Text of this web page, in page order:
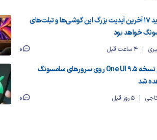
اندروید ۱۷ آخرین آپدیت بزرگ این گوشی‌ها و تبلت‌های
خواهد بود
4 ساعت قبل 0
اولین نسخه One UI 9.5 روی سرورهای سامسونگ
شد
5 روز قبل 0